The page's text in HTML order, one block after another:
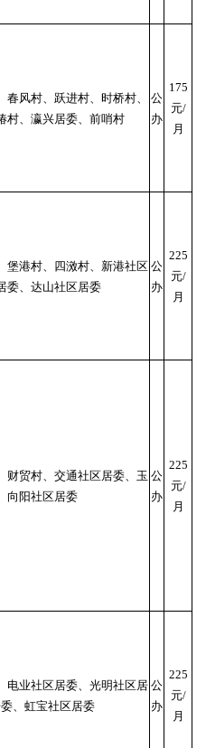
风村、跃进村、时桥村、
村、瀛兴居委、前哨村
公
办
175
元/
月
堡港村、四滧村、新港社区
委、达山社区居委
公
办
225
元/
月
财贸村、交通社区居委、玉
向阳社区居委
公
办
225
元/
月
电业社区居委、光明社区居
、虹宝社区居委
公
办
225
元/
月